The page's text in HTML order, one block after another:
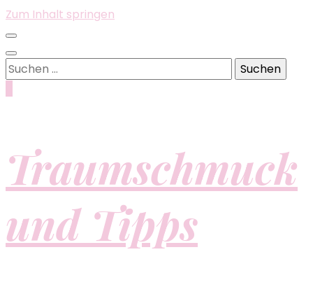
Zum Inhalt springen
Suchen
nach:
Traumschmuck
und Tipps